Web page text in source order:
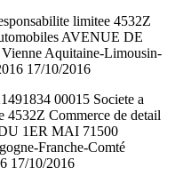
limitee 4532Z
AVENUE DE
Aquitaine-Limousin-
17/10/2016
00015 Societe a
4532Z Commerce de detail
1ER MAI 71500
Franche-Comté
17/10/2016